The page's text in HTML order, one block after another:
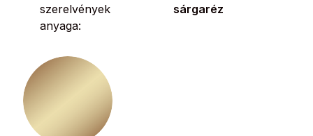
szerelvények
anyaga:
sárgaréz